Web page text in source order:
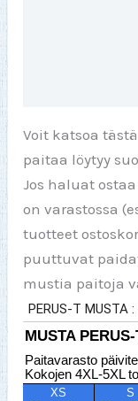
Voit katsoa
paitaa löytyy
Jos haluat
on varastossa
tuotteet
puuttuvat
mustia paitoja